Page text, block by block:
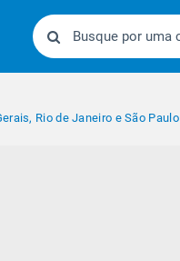
Rio de Janeiro e São Paulo